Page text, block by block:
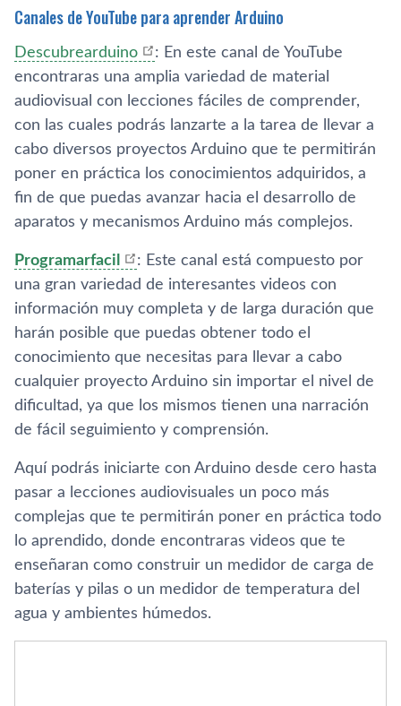
Canales de YouTube para aprender Arduino
Descubrearduino
: En este canal de YouTube
encontraras una amplia variedad de material
audiovisual con lecciones fáciles de comprender,
con las cuales podrás lanzarte a la tarea de llevar a
cabo diversos proyectos Arduino que te permitirán
poner en práctica los conocimientos adquiridos, a
fin de que puedas avanzar hacia el desarrollo de
aparatos y mecanismos Arduino más complejos.
Programarfacil
: Este canal está compuesto por
una gran variedad de interesantes videos con
información muy completa y de larga duración que
harán posible que puedas obtener todo el
conocimiento que necesitas para llevar a cabo
cualquier proyecto Arduino sin importar el nivel de
dificultad, ya que los mismos tienen una narración
de fácil seguimiento y comprensión.
Aquí podrás iniciarte con Arduino desde cero hasta
pasar a lecciones audiovisuales un poco más
complejas que te permitirán poner en práctica todo
lo aprendido, donde encontraras videos que te
enseñaran como construir un medidor de carga de
baterías y pilas o un medidor de temperatura del
agua y ambientes húmedos.